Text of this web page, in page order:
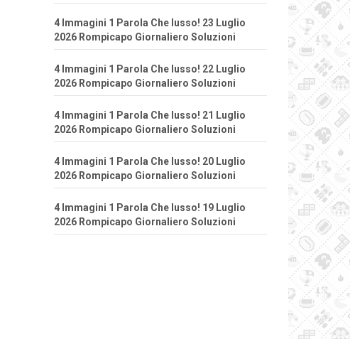
4 Immagini 1 Parola Che lusso! 23 Luglio
2026 Rompicapo Giornaliero Soluzioni
4 Immagini 1 Parola Che lusso! 22 Luglio
2026 Rompicapo Giornaliero Soluzioni
4 Immagini 1 Parola Che lusso! 21 Luglio
2026 Rompicapo Giornaliero Soluzioni
4 Immagini 1 Parola Che lusso! 20 Luglio
2026 Rompicapo Giornaliero Soluzioni
4 Immagini 1 Parola Che lusso! 19 Luglio
2026 Rompicapo Giornaliero Soluzioni